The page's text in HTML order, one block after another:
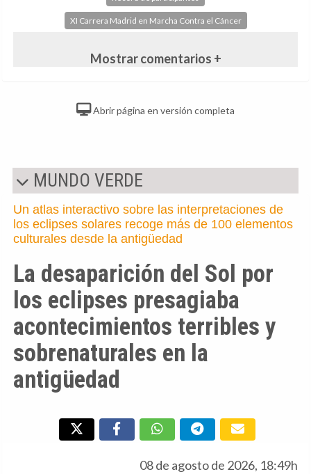
XI Carrera Madrid en Marcha Contra el Cáncer
Mostrar comentarios +
Abrir página en versión completa
MUNDO VERDE
Un atlas interactivo sobre las interpretaciones de
los eclipses solares recoge más de 100 elementos
culturales desde la antigüedad
La desaparición del Sol por
los eclipses presagiaba
acontecimientos terribles y
sobrenaturales en la
antigüedad
08 de agosto de 2026, 18:49h